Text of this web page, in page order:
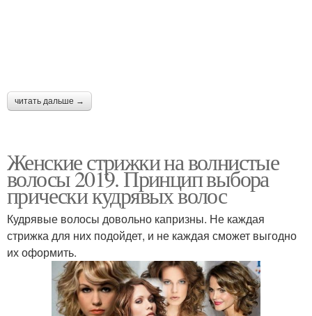
читать дальше →
Женские стрижки на волнистые
волосы 2019. Принцип выбора
прически кудрявых волос
Кудрявые волосы довольно капризны. Не каждая
стрижка для них подойдет, и не каждая сможет выгодно
их оформить.